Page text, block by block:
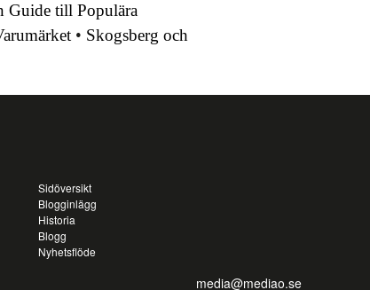
Guide till Populära
• Skogsberg och
Sidöversikt
Blogginlägg
Historia
Blogg
Nyhetsflöde
media@mediao.se